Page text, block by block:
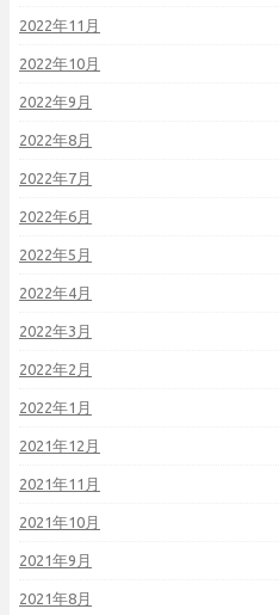
2022年11月
2022年10月
2022年9月
2022年8月
2022年7月
2022年6月
2022年5月
2022年4月
2022年3月
2022年2月
2022年1月
2021年12月
2021年11月
2021年10月
2021年9月
2021年8月